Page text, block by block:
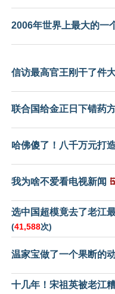
2006年世界上最大的一
信访最高官王刚干了件
联合国给金正日下错药
哈佛傻了！八千万元打
我为啥不爱看电视新闻
选中国超模竟去了老江
(41,588次)
温家宝做了一个果断的
十几年！宋祖英被老江